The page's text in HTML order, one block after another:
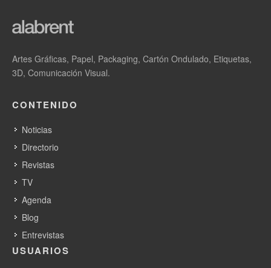
Artes Gráficas, Papel, Packaging, Cartón Ondulado, Etiquetas,
3D, Comunicación Visual.
CONTENIDO
Noticias
Directorio
Revistas
TV
Agenda
Blog
Entrevistas
USUARIOS